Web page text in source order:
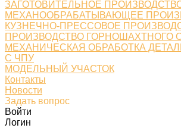
ЗАГОТОВИТЕЛЬНОЕ
МЕХАНООБРАБАТЫВАЮЩЕЕ
КУЗНЕЧНО-ПРЕССОВОЕ
ПРОИЗВОДСТВО ГОРНОШАХТНОГО
МЕХАНИЧЕСКАЯ ОБРАБОТКА
С ЧПУ
МОДЕЛЬНЫЙ УЧАСТОК
Контакты
Новости
Задать вопрос
Войти
Логин